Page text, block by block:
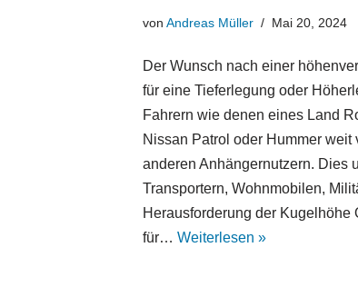
von Andreas Müller Mai 20, 2024
Der Wunsch nach einer
für eine Tieferlegung oder
Fahrern wie denen eines Land
Nissan Patrol oder Hummer
anderen Anhängernutzern. Dies
Transportern, Wohnmobilen,
Herausforderung der
für… Weiterlesen »